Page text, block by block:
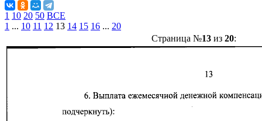
1 10 20 50 ВСЕ
1 ... 10 11 12 13 14 15 16 ... 20
Страница №13из 20: